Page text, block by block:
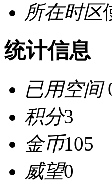
所在时区
统计信息
已用空间
积分3
金币105
威望0